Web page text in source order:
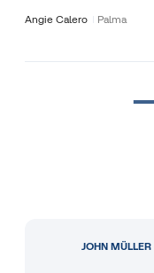
Angie Calero Palma
JOHN MÜLLER